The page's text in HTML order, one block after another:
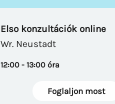
Elso konzultációk online
Wr. Neustadt
12:00 - 13:00 óra
Foglaljon most